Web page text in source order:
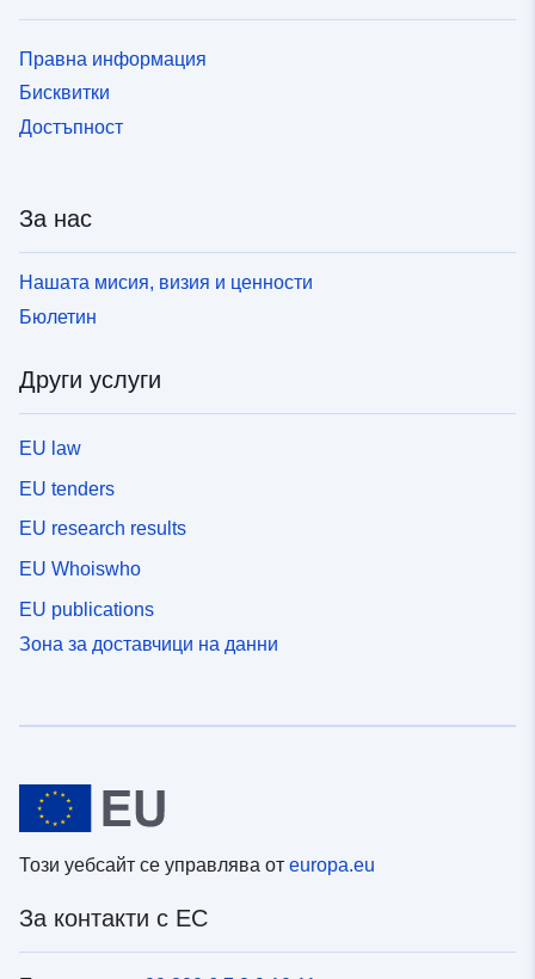
Правна информация
Бисквитки
Достъпност
За нас
Нашата мисия, визия и ценности
Бюлетин
Други услуги
EU law
EU tenders
EU research results
EU Whoiswho
EU publications
Зона за доставчици на данни
Този уебсайт се управлява от europa.eu
За контакти с ЕС